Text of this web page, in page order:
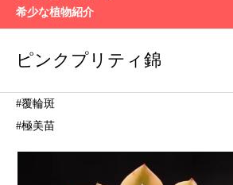
希少な植物紹介
ピンクプリティ錦
#覆輪斑
#極美苗